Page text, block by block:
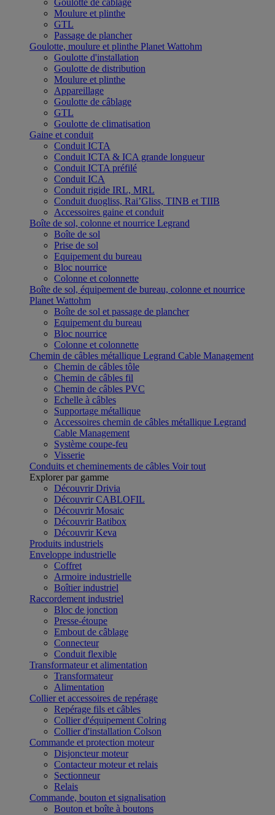
Goulotte de câblage
Moulure et plinthe
GTL
Passage de plancher
Goulotte, moulure et plinthe Planet Wattohm
Goulotte d'installation
Goulotte de distribution
Moulure et plinthe
Appareillage
Goulotte de câblage
GTL
Goulotte de climatisation
Gaine et conduit
Conduit ICTA
Conduit ICTA & ICA grande longueur
Conduit ICTA préfilé
Conduit ICA
Conduit rigide IRL, MRL
Conduit duogliss, Rai’Gliss, TINB et TIIB
Accessoires gaine et conduit
Boîte de sol, colonne et nourrice Legrand
Boîte de sol
Prise de sol
Equipement du bureau
Bloc nourrice
Colonne et colonnette
Boîte de sol, équipement de bureau, colonne et nourrice
Planet Wattohm
Boîte de sol et passage de plancher
Equipement du bureau
Bloc nourrice
Colonne et colonnette
Chemin de câbles métallique Legrand Cable Management
Chemin de câbles tôle
Chemin de câbles fil
Chemin de câbles PVC
Echelle à câbles
Supportage métallique
Accessoires chemin de câbles métallique Legrand
Cable Management
Système coupe-feu
Visserie
Conduits et cheminements de câbles Voir tout
Explorer par gamme
Découvrir Drivia
Découvrir CABLOFIL
Découvrir Mosaic
Découvrir Batibox
Découvrir Keva
Produits industriels
Enveloppe industrielle
Coffret
Armoire industrielle
Boîtier industriel
Raccordement industriel
Bloc de jonction
Presse-étoupe
Embout de câblage
Connecteur
Conduit flexible
Transformateur et alimentation
Transformateur
Alimentation
Collier et accessoires de repérage
Repérage fils et câbles
Collier d'équipement Colring
Collier d'installation Colson
Commande et protection moteur
Disjoncteur moteur
Contacteur moteur et relais
Sectionneur
Relais
Commande, bouton et signalisation
Bouton et boîte à boutons